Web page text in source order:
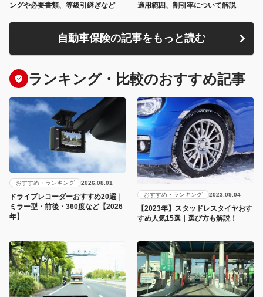
ングや必要書類、等級引継ぎなど
適用範囲、割引率について解説
自動車保険の記事をもっと読む
ランキング・比較のおすすめ記事
おすすめ・ランキング 2026.08.01
ドライブレコーダーおすすめ20選｜
ミラー型・前後・360度など【2026
年】
おすすめ・ランキング 2023.09.04
【2023年】スタッドレスタイヤおす
すめ人気15選｜選び方も解説！